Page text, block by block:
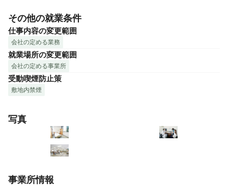
その他の就業条件
仕事内容の変更範囲
会社の定める業務
就業場所の変更範囲
会社の定める事業所
受動喫煙防止策
敷地内禁煙
写真
事業所情報